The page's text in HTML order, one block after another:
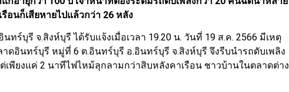
อนก็เสียหายไปแล้วกว่า 26 หลัง
ทร์บุรี จ.สิงห์บุรี ได้รับแจ้งเมื่อเวลา 19.20 น. วันที่ 19 ส.ค. 2566 มีเหตุ
ดอินทร์บุรี หมู่ที่ 6 ต.อินทร์บุรี อ.อินทร์บุรี จ.สิงห์บุรี จึงรีบนำรถดับเพลิง
เพียงแค่ 2 นาทีไฟไหม้ลุกลามกว่าสิบหลังคาเรือน ชาวบ้านในตลาดต่าง